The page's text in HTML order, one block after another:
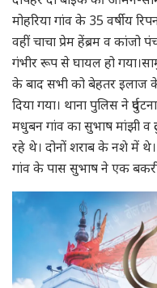
मोहरिया गांव के 35 वर्षीय
वहीं चाचा प्रेम हेंब्रम व कांजो
गंभीर रूप से घायल हो
के बाद सभी को बेहतर
दिया गया। थाना पुलिस ने
मधुबन गांव का सुभाष मांझी
रहे थे। दोनों शराब के नशे में
गांव के पास सुभाष ने एक